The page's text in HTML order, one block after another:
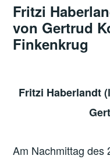
Fritzi
von Gertrud
Finkenkrug
Fritzi Haberlandt
Am Nachmittag des